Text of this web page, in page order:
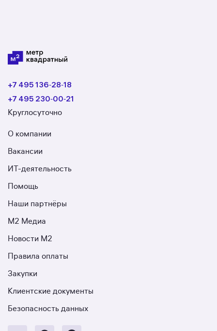
+7 495 136‑28‑18
+7 495 230‑00‑21
Круглосуточно
О компании
Вакансии
ИТ-деятельность
Помощь
Наши партнёры
М2 Медиа
Новости М2
Правила оплаты
Закупки
Клиентские документы
Безопасность данных